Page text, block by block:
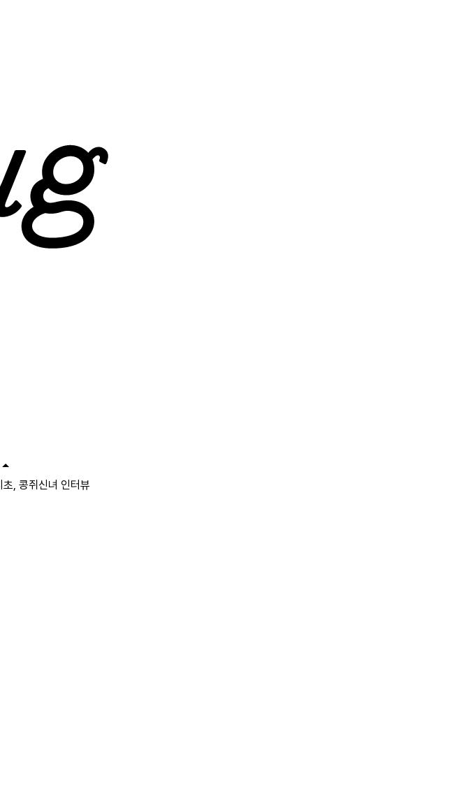
, 콩쥐신녀 인터뷰